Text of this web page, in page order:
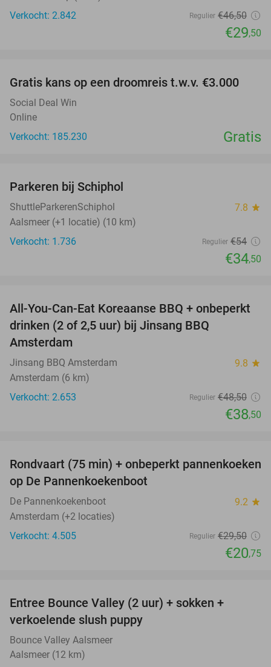
Verkocht: 2.842
Regulier €46,50
€29,50
Gratis kans op een droomreis t.w.v. €3.000
Social Deal Win
Online
Verkocht: 185.230
Gratis
Parkeren bij Schiphol
ShuttleParkerenSchiphol 7.8 star
Aalsmeer (+1 locatie) (10 km)
Verkocht: 1.736
Regulier €54
€34,50
21%
All-You-Can-Eat Koreaanse BBQ + onbeperkt
drinken (2 of 2,5 uur) bij Jinsang BBQ
Amsterdam
Jinsang BBQ Amsterdam 9.8 star
Amsterdam (6 km)
Verkocht: 2.653
Regulier €48,50
€38,50
30%
Rondvaart (75 min) + onbeperkt pannenkoeken
op De Pannenkoekenboot
De Pannenkoekenboot 9.2 star
Amsterdam (+2 locaties)
Verkocht: 4.505
Regulier €29,50
€20,75
Entree Bounce Valley (2 uur) + sokken +
verkoelende slush puppy
Bounce Valley Aalsmeer
Aalsmeer (12 km)